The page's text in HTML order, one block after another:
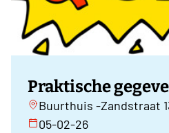
Praktische
Buurthuis -Zandstraat
05-02-26